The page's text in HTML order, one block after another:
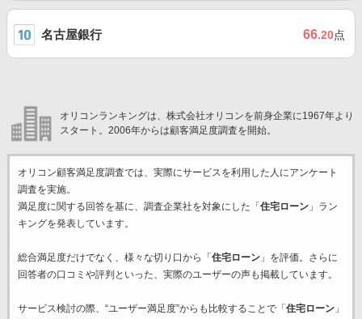
名古屋銀行 66.20点
オリコンランキングは、株式会社オリコンを前身企業に1967年より
スタート。2006年からは顧客満足度調査を開始。
オリコン顧客満足度調査では、実際にサービスを利用した 人にアンケート
調査を実施。
満足度に関する回答を基に、調査企業社を対象にした「 住宅ローン」ラン
キングを発表しています。
総合満足度だけでなく、様々な切り口から「 住宅ローン」を評価。さらに
回答者の口コミや評判といった、実際のユーザーの声も掲載しています。
サービス検討の際、“ユーザー満足度”からも比較することで「 住宅ローン」